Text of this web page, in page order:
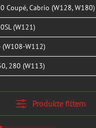
Coupé, Cabrio (W128, W180)
(W121)
(W108-W112)
280 (W113)
Produkte filtern